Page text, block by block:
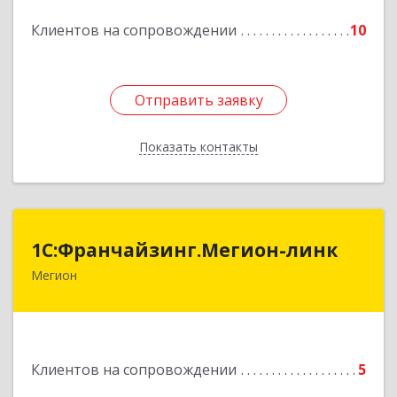
Клиентов на сопровождении 10
Отправить заявку
Показать контакты
Подробнее
Отправить заявку
Назад
1С:Франчайзинг.Мегион-линк
Мегион
Клиентов на сопровождении 5
1С:Франчайзинг.Мегион-линк